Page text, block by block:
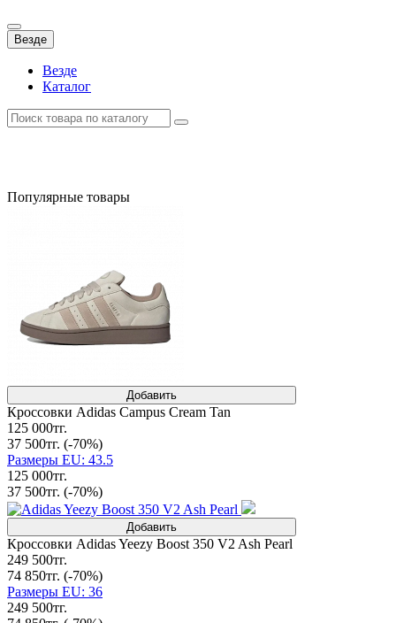
Везде
Везде
Каталог
Популярные товары
Добавить
Кроссовки Adidas Campus Cream Tan
125 000тг.
37 500тг. (-70%)
Размеры EU: 43.5
125 000тг.
37 500тг. (-70%)
Добавить
Кроссовки Adidas Yeezy Boost 350 V2 Ash Pearl
249 500тг.
74 850тг. (-70%)
Размеры EU: 36
249 500тг.